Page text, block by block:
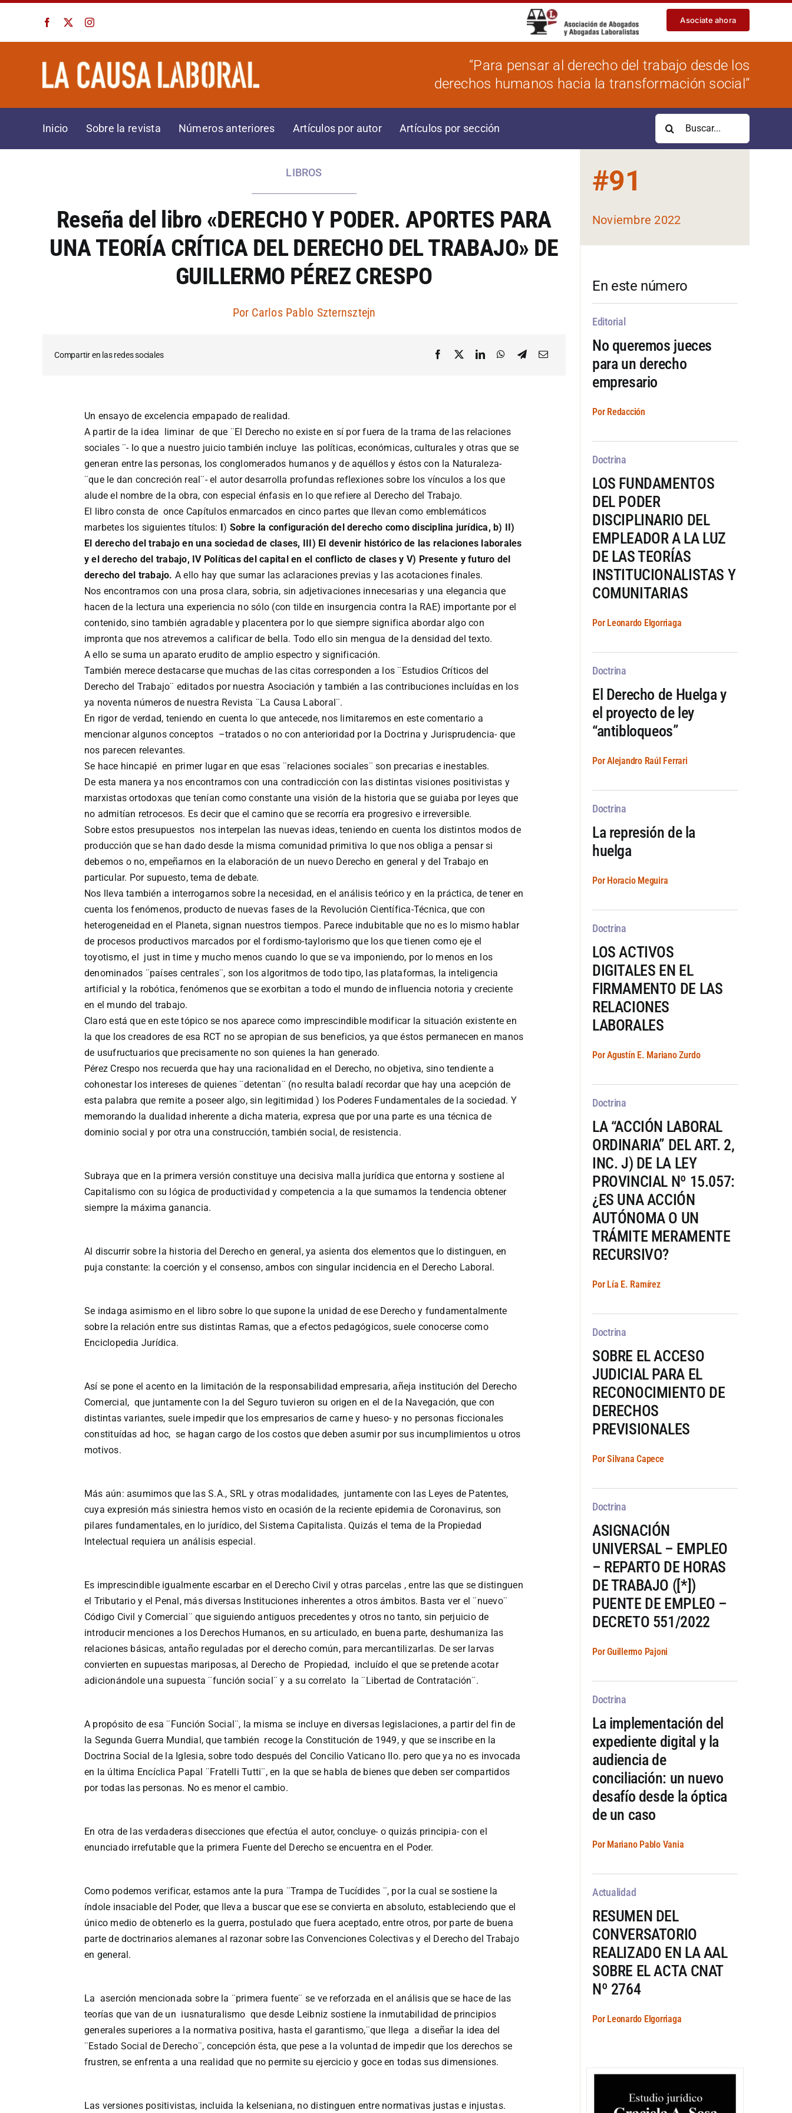
contenido
Asociate ahora
“Para pensar al derecho del trabajo desde los
derechos humanos hacia la transformación social”
Inicio Sobre la revista Números anteriores Artículos por autor Artículos por sección
Buscar:
LIBROS
Reseña del libro «DERECHO Y PODER. APORTES PARA
UNA TEORÍA CRÍTICA DEL DERECHO DEL TRABAJO» DE
GUILLERMO PÉREZ CRESPO
Por Carlos Pablo Szternsztejn
Compartir en las redes sociales
Un ensayo de excelencia empapado de realidad.
A partir de la idea liminar de que ¨El Derecho no existe en sí por fuera de la trama de las relaciones
sociales ¨- lo que a nuestro juicio también incluye las políticas, económicas, culturales y otras que se
generan entre las personas, los conglomerados humanos y de aquéllos y éstos con la Naturaleza-
¨que le dan concreción real¨- el autor desarrolla profundas reflexiones sobre los vínculos a los que
alude el nombre de la obra, con especial énfasis en lo que refiere al Derecho del Trabajo.
El libro consta de once Capítulos enmarcados en cinco partes que llevan como emblemáticos
marbetes los siguientes títulos: I) Sobre la configuración del derecho como disciplina jurídica, b) II)
El derecho del trabajo en una sociedad de clases, III) El devenir histórico de las relaciones laborales
y el derecho del trabajo, IV Políticas del capital en el conflicto de clases y V) Presente y futuro del
derecho del trabajo. A ello hay que sumar las aclaraciones previas y las acotaciones finales.
Nos encontramos con una prosa clara, sobria, sin adjetivaciones innecesarias y una elegancia que
hacen de la lectura una experiencia no sólo (con tilde en insurgencia contra la RAE) importante por el
contenido, sino también agradable y placentera por lo que siempre significa abordar algo con
impronta que nos atrevemos a calificar de bella. Todo ello sin mengua de la densidad del texto.
A ello se suma un aparato erudito de amplio espectro y significación.
También merece destacarse que muchas de las citas corresponden a los ¨Estudios Críticos del
Derecho del Trabajo¨ editados por nuestra Asociación y también a las contribuciones incluídas en los
ya noventa números de nuestra Revista ¨La Causa Laboral¨.
En rigor de verdad, teniendo en cuenta lo que antecede, nos limitaremos en este comentario a
mencionar algunos conceptos –tratados o no con anterioridad por la Doctrina y Jurisprudencia- que
nos parecen relevantes.
Se hace hincapié en primer lugar en que esas ¨relaciones sociales¨ son precarias e inestables.
De esta manera ya nos encontramos con una contradicción con las distintas visiones positivistas y
marxistas ortodoxas que tenían como constante una visión de la historia que se guiaba por leyes que
no admitían retrocesos. Es decir que el camino que se recorría era progresivo e irreversible.
Sobre estos presupuestos nos interpelan las nuevas ideas, teniendo en cuenta los distintos modos de
producción que se han dado desde la misma comunidad primitiva lo que nos obliga a pensar si
debemos o no, empeñarnos en la elaboración de un nuevo Derecho en general y del Trabajo en
particular. Por supuesto, tema de debate.
Nos lleva también a interrogarnos sobre la necesidad, en el análisis teórico y en la práctica, de tener en
cuenta los fenómenos, producto de nuevas fases de la Revolución Científica-Técnica, que con
heterogeneidad en el Planeta, signan nuestros tiempos. Parece indubitable que no es lo mismo hablar
de procesos productivos marcados por el fordismo-taylorismo que los que tienen como eje el
toyotismo, el just in time y mucho menos cuando lo que se va imponiendo, por lo menos en los
denominados ¨países centrales¨, son los algoritmos de todo tipo, las plataformas, la inteligencia
artificial y la robótica, fenómenos que se exorbitan a todo el mundo de influencia notoria y creciente
en el mundo del trabajo.
Claro está que en este tópico se nos aparece como imprescindible modificar la situación existente en
la que los creadores de esa RCT no se apropian de sus beneficios, ya que éstos permanecen en manos
de usufructuarios que precisamente no son quienes la han generado.
Pérez Crespo nos recuerda que hay una racionalidad en el Derecho, no objetiva, sino tendiente a
cohonestar los intereses de quienes ¨detentan¨ (no resulta baladí recordar que hay una acepción de
esta palabra que remite a poseer algo, sin legitimidad ) los Poderes Fundamentales de la sociedad. Y
memorando la dualidad inherente a dicha materia, expresa que por una parte es una técnica de
dominio social y por otra una construcción, también social, de resistencia.
Subraya que en la primera versión constituye una decisiva malla jurídica que entorna y sostiene al
Capitalismo con su lógica de productividad y competencia a la que sumamos la tendencia obtener
siempre la máxima ganancia.
Al discurrir sobre la historia del Derecho en general, ya asienta dos elementos que lo distinguen, en
puja constante: la coerción y el consenso, ambos con singular incidencia en el Derecho Laboral.
Se indaga asimismo en el libro sobre lo que supone la unidad de ese Derecho y fundamentalmente
sobre la relación entre sus distintas Ramas, que a efectos pedagógicos, suele conocerse como
Enciclopedia Jurídica.
Así se pone el acento en la limitación de la responsabilidad empresaria, añeja institución del Derecho
Comercial, que juntamente con la del Seguro tuvieron su origen en el de la Navegación, que con
distintas variantes, suele impedir que los empresarios de carne y hueso- y no personas ficcionales
constituídas ad hoc, se hagan cargo de los costos que deben asumir por sus incumplimientos u otros
motivos.
Más aún: asumimos que las S.A., SRL y otras modalidades, juntamente con las Leyes de Patentes,
cuya expresión más siniestra hemos visto en ocasión de la reciente epidemia de Coronavirus, son
pilares fundamentales, en lo jurídico, del Sistema Capitalista. Quizás el tema de la Propiedad
Intelectual requiera un análisis especial.
Es imprescindible igualmente escarbar en el Derecho Civil y otras parcelas , entre las que se distinguen
el Tributario y el Penal, más diversas Instituciones inherentes a otros ámbitos. Basta ver el ¨nuevo¨
Código Civil y Comercial¨ que siguiendo antiguos precedentes y otros no tanto, sin perjuicio de
introducir menciones a los Derechos Humanos, en su articulado, en buena parte, deshumaniza las
relaciones básicas, antaño reguladas por el derecho común, para mercantilizarlas. De ser larvas
convierten en supuestas mariposas, al Derecho de Propiedad, incluído el que se pretende acotar
adicionándole una supuesta ¨función social¨ y a su correlato la ¨Libertad de Contratación¨.
A propósito de esa ¨Función Social¨, la misma se incluye en diversas legislaciones, a partir del fin de
la Segunda Guerra Mundial, que también recoge la Constitución de 1949, y que se inscribe en la
Doctrina Social de la Iglesia, sobre todo después del Concilio Vaticano IIo. pero que ya no es invocada
en la última Encíclica Papal ¨Fratelli Tutti¨, en la que se habla de bienes que deben ser compartidos
por todas las personas. No es menor el cambio.
En otra de las verdaderas disecciones que efectúa el autor, concluye- o quizás principia- con el
enunciado irrefutable que la primera Fuente del Derecho se encuentra en el Poder.
Como podemos verificar, estamos ante la pura ¨Trampa de Tucídides ¨, por la cual se sostiene la
índole insaciable del Poder, que lleva a buscar que ese se convierta en absoluto, estableciendo que el
único medio de obtenerlo es la guerra, postulado que fuera aceptado, entre otros, por parte de buena
parte de doctrinarios alemanes al razonar sobre las Convenciones Colectivas y el Derecho del Trabajo
en general.
La aserción mencionada sobre la ¨primera fuente¨ se ve reforzada en el análisis que se hace de las
teorías que van de un iusnaturalismo que desde Leibniz sostiene la inmutabilidad de principios
generales superiores a la normativa positiva, hasta el garantismo,¨que llega a diseñar la idea del
¨Estado Social de Derecho¨, concepción ésta, que pese a la voluntad de impedir que los derechos se
frustren, se enfrenta a una realidad que no permite su ejercicio y goce en todas sus dimensiones.
Las versiones positivistas, incluida la kelseniana, no distinguen entre normativas justas e injustas.
#91
Noviembre 2022
En este número
Editorial
No queremos jueces
para un derecho
empresario
Por Redacción
Doctrina
LOS FUNDAMENTOS
DEL PODER
DISCIPLINARIO DEL
EMPLEADOR A LA LUZ
DE LAS TEORÍAS
INSTITUCIONALISTAS Y
COMUNITARIAS
Por Leonardo Elgorriaga
Doctrina
El Derecho de Huelga y
el proyecto de ley
“antibloqueos”
Por Alejandro Raúl Ferrari
Doctrina
La represión de la
huelga
Por Horacio Meguira
Doctrina
LOS ACTIVOS
DIGITALES EN EL
FIRMAMENTO DE LAS
RELACIONES
LABORALES
Por Agustín E. Mariano Zurdo
Doctrina
LA “ACCIÓN LABORAL
ORDINARIA” DEL ART. 2,
INC. J) DE LA LEY
PROVINCIAL Nº 15.057:
¿ES UNA ACCIÓN
AUTÓNOMA O UN
TRÁMITE MERAMENTE
RECURSIVO?
Por Lía E. Ramírez
Doctrina
SOBRE EL ACCESO
JUDICIAL PARA EL
RECONOCIMIENTO DE
DERECHOS
PREVISIONALES
Por Silvana Capece
Doctrina
ASIGNACIÓN
UNIVERSAL – EMPLEO
– REPARTO DE HORAS
DE TRABAJO ([*])
PUENTE DE EMPLEO –
DECRETO 551/2022
Por Guillermo Pajoni
Doctrina
La implementación del
expediente digital y la
audiencia de
conciliación: un nuevo
desafío desde la óptica
de un caso
Por Mariano Pablo Vania
Actualidad
RESUMEN DEL
CONVERSATORIO
REALIZADO EN LA AAL
SOBRE EL ACTA CNAT
Nº 2764
Por Leonardo Elgorriaga